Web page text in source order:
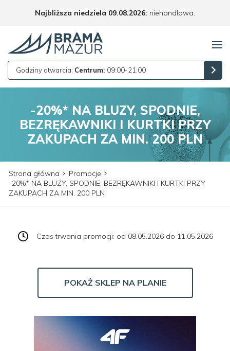
Najbliższa niedziela 09.08.2026: niehandlowa.
Godziny otwarcia: Centrum: 09:00-21:00
-20%* NA BLUZY, SPODNIE,
BEZRĘKAWNIKI I KURTKI PRZY
ZAKUPACH ZA MIN. 200 PLN
Strona główna
Promocje
-20%* NA BLUZY, SPODNIE, BEZRĘKAWNIKI I KURTKI PRZY
ZAKUPACH ZA MIN. 200 PLN
Czas trwania promocji: od 08.05.2026 do 11.05.2026
POKAŻ SKLEP NA PLANIE